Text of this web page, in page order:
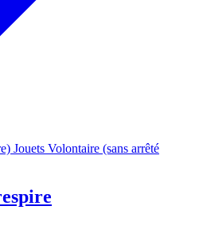
Jouets Volontaire (sans arrêté